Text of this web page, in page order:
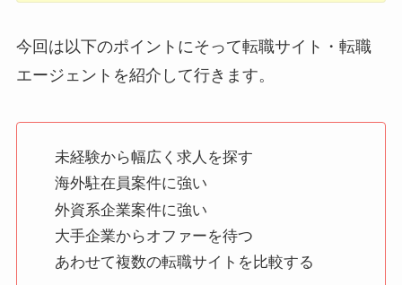
今回は以下のポイントにそって転職サイト・転職
エージェントを紹介して行きます。
未経験から幅広く求人を探す
海外駐在員案件に強い
外資系企業案件に強い
大手企業からオファーを待つ
あわせて複数の転職サイトを比較する